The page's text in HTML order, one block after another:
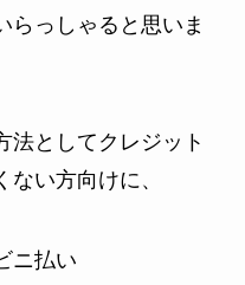
らっしゃると思いま
法としてクレジット
い方向けに、
払い